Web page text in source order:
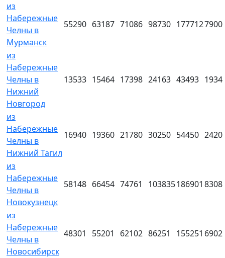
из
Набережные
Челны в
Мурманск
55290 63187 71086 98730 1777127900
из
Набережные
Челны в
Нижний
Новгород
13533 15464 17398 24163 43493 1934
из
Набережные
Челны в
Нижний Тагил
16940 19360 21780 30250 54450 2420
из
Набережные
Челны в
Новокузнецк
58148 66454 74761 103835186901 8308
из
Набережные
Челны в
Новосибирск
48301 55201 62102 86251 155251 6902